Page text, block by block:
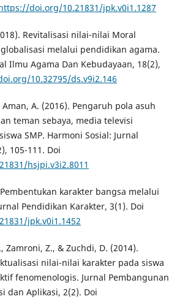
doi.org/10.21831/jpk.v0i1.1287
Revitalisasi nilai-nilai Moral
melalui pendidikan agama.
Ilmu Agama Dan Kebudayaan, 18(2),
10.32795/ds.v9i2.146
Aman, A. (2016). Pengaruh pola asuh
teman sebaya, media televisi
SMP. Harmoni Sosial: Jurnal
105-111. Doi
hsjpi.v3i2.8011
karakter bangsa melalui
Pendidikan Karakter, 3(1). Doi
jpk.v0i1.1452
Zamroni, Z., & Zuchdi, D. (2014).
nilai-nilai karakter pada siswa
fenomenologis. Jurnal Pembangunan
dan Aplikasi, 2(2). Doi